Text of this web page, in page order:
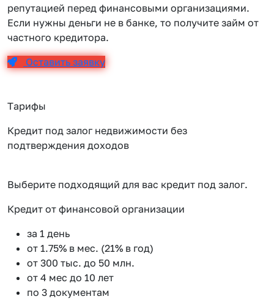
репутацией перед финансовыми организациями.
Если нужны деньги не в банке, то получите займ от
частного кредитора.
Оставить заявку
Тарифы
Кредит под залог недвижимости без
подтверждения доходов
Выберите подходящий для вас кредит под залог.
Кредит от финансовой организации
за 1 день
от 1.75% в мес. (21% в год)
от 300 тыс. до 50 млн.
от 4 мес до 10 лет
по 3 документам